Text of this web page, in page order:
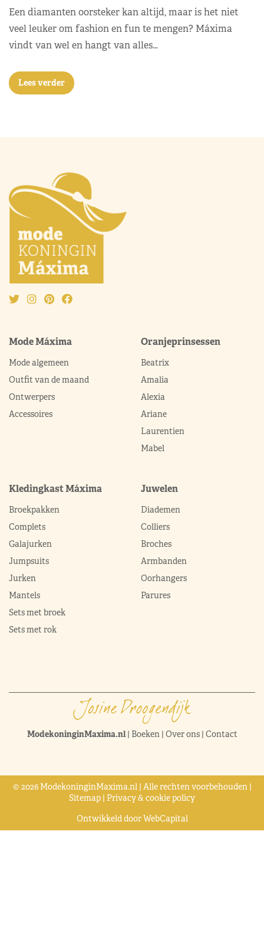
Een diamanten oorsteker kan altijd, maar is het niet
veel leuker om fashion en fun te mengen? Máxima
vindt van wel en hangt van alles…
Lees verder
Mode Máxima
Mode algemeen
Outfit van de maand
Ontwerpers
Accessoires
Oranjeprinsessen
Beatrix
Amalia
Alexia
Ariane
Laurentien
Mabel
Kledingkast Máxima
Broekpakken
Complets
Galajurken
Jumpsuits
Jurken
Mantels
Sets met broek
Sets met rok
Juwelen
Diademen
Colliers
Broches
Armbanden
Oorhangers
Parures
ModekoninginMaxima.nl| Boeken | Over ons| Contact
© 2026 ModekoninginMaxima.nl | Alle rechten voorbehouden |
Sitemap | Privacy & cookie policy
Ontwikkeld doorWebCapital